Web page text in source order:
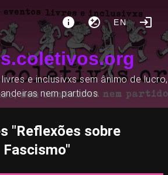
EN
e inclusivxs sem ânimo de lucro,
nem partidos.
"Reflexões sobre
Fascismo"